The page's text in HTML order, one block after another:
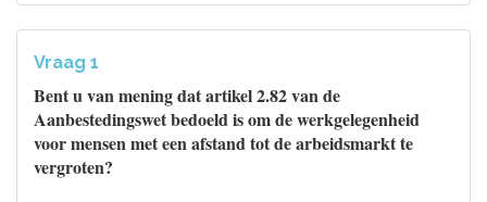
Vraag 1
Bent u van mening dat artikel 2.82 van de
Aanbestedingswet bedoeld is om de werkgelegenheid
voor mensen met een afstand tot de arbeidsmarkt te
vergroten?